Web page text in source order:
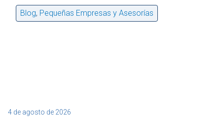
Blog, Pequeñas Empresas y Asesorías
4 de agosto de 2026